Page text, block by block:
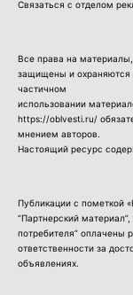
Связаться с отделом
Все права на
защищены и охраняются
частичном
использовании
https://oblvesti.ru/
мнением авторов.
Настоящий ресурс
Публикации с пометкой
“Партнерский
потребителя” оплачены
ответственности за
объявлениях.